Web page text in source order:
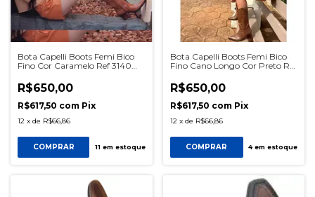
Bota Capelli Boots Femi Bico
Fino Cor Caramelo Ref 3140
R$650,00
R$617,50 com Pix
12 x de R$66,86
COMPRAR 11em estoque
Bota Capelli Boots Femi Bico
Fino Cano Longo Cor Preto Ref
R$650,00
R$617,50 com Pix
12 x de R$66,86
COMPRAR 4em estoque